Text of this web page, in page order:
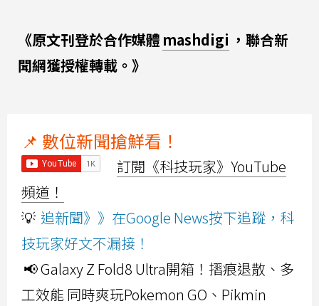
《原文刊登於合作媒體 mashdigi ，聯合新
聞網獲授權轉載。》
📌 數位新聞搶鮮看！
訂閱《科技玩家》YouTube
頻道！
💡 追新聞》》在Google News按下追蹤，科
技玩家好文不漏接！
📢 Galaxy Z Fold8 Ultra開箱！摺痕退散、多
工效能 同時爽玩Pokemon GO、Pikmin